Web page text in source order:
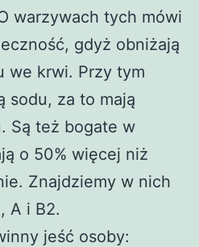
warzywach tych mówi
gdyż obniżają
we krwi. Przy tym
sodu, za to mają
Są też bogate w
o 50% więcej niż
Znajdziemy w nich
A i B2.
jeść osoby: